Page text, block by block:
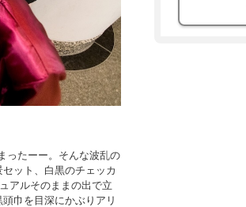
ったーー。そんな波乱の
ット、白黒のチェッカ
アルそのままの出で立
巾を目深にかぶりアリ